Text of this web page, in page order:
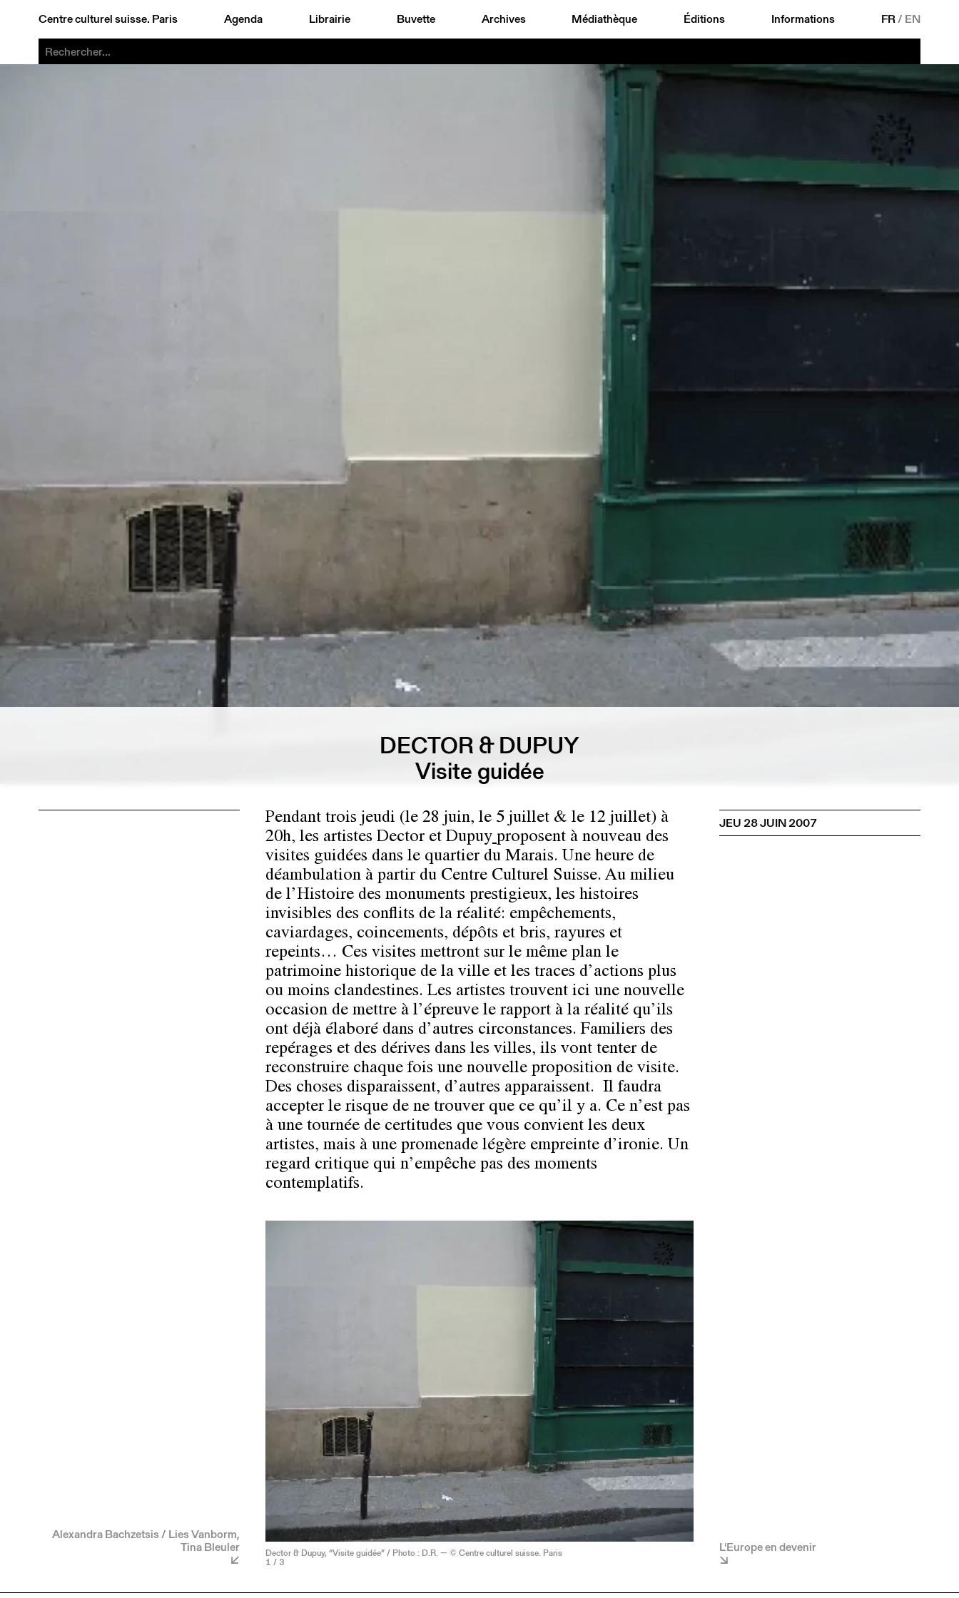
Centre culturel suisse. Paris Agenda Librairie Buvette Archives Médiathèque Éditions Informations FR/ EN
DECTOR & DUPUY
Visite guidée
Alexandra Bachzetsis / Lies Vanborm,
Tina Bleuler
Pendant trois jeudi (le 28 juin, le 5 juillet & le 12 juillet) à
20h, les artistes Dector et Dupuy proposent à nouveau des
visites guidées dans le quartier du Marais. Une heure de
déambulation à partir du Centre Culturel Suisse. Au milieu
de l’Histoire des monuments prestigieux, les histoires
invisibles des conflits de la réalité: empêchements,
caviardages, coincements, dépôts et bris, rayures et
repeints… Ces visites mettront sur le même plan le
patrimoine historique de la ville et les traces d’actions plus
ou moins clandestines. Les artistes trouvent ici une nouvelle
occasion de mettre à l’épreuve le rapport à la réalité qu’ils
ont déjà élaboré dans d’autres circonstances. Familiers des
repérages et des dérives dans les villes, ils vont tenter de
reconstruire chaque fois une nouvelle proposition de visite.
Des choses disparaissent, d’autres apparaissent. Il faudra
accepter le risque de ne trouver que ce qu’il y a. Ce n’est pas
à une tournée de certitudes que vous convient les deux
artistes, mais à une promenade légère empreinte d’ironie. Un
regard critique qui n’empêche pas des moments
contemplatifs.
Dector & Dupuy, “Visite guidée” / Photo : D.R. — © Centre culturel suisse. Paris
1 / 3
JEU 28 JUIN 2007
L'Europe en devenir